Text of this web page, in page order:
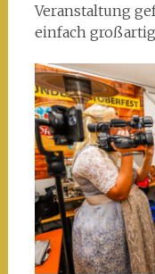
Veranstaltung
einfach